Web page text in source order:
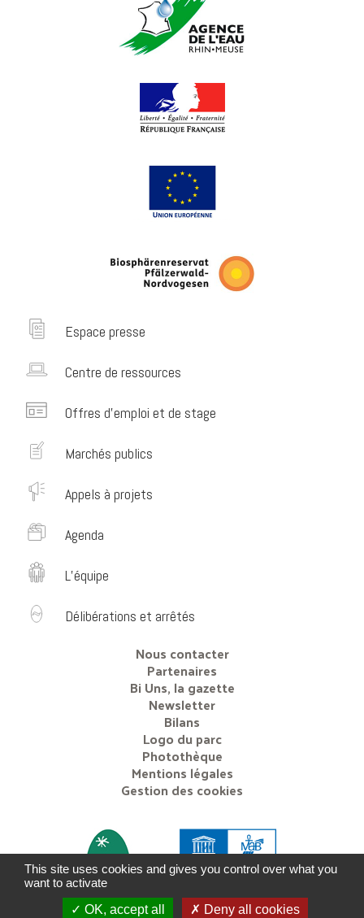
Espace presse
Centre de ressources
Offres d’emploi et de stage
Marchés publics
Appels à projets
Agenda
L’équipe
Délibérations et arrêtés
Nous contacter
Partenaires
Bi Uns, la gazette
Newsletter
Bilans
Logo du parc
Photothèque
Mentions légales
Gestion des cookies
This site uses cookies and gives you control over what you
want to activate
OK, accept all
Deny all cookies